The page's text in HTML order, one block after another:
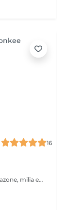
16
Reinigen, peeling, wenkbrauwen epileren, vapazone, milia en comedonen verwijderen, masker en een voedende cremé als afsluiting. Eventueel harsen bovenlip is gratis bij deze behandeling.